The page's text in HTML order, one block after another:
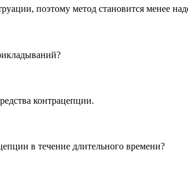
поэтому метод становится менее
контрацепции.
в течение длительного времени?